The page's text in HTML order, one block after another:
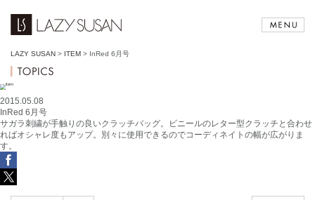
LAZY SUSAN > ITEM > InRed 6月号
2015.05.08
InRed 6月号
サガラ刺繍が手触りの良いクラッチバッグ。ビニールのレター型クラッチと合わせ
ればオシャレ度もアップ。別々に使用できるのでコーディネイトの幅が広がりま
す。